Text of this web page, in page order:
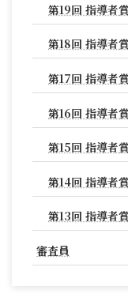
第19回 指導者賞
第18回 指導者賞
第17回 指導者賞
第16回 指導者賞
第15回 指導者賞
第14回 指導者賞
第13回 指導者賞
審査員